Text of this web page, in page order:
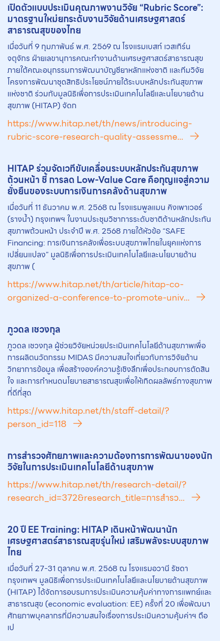
เปิดตัวแบบประเมินคุณภาพงานวิจัย “Rubric Score”:
มาตรฐานใหม่ยกระดับงานวิจัยด้านเศรษฐศาสตร์
สาธารณสุขของไทย
เมื่อวันที่ 9 กุมภาพันธ์ พ.ศ. 2569 ณ โรงแรมเบสท์ เวสเทิร์น
จตุจักร ฝ่ายเลขานุการคณะทำงานด้านเศรษฐศาสตร์สาธารณสุข
ภายใต้คณะอนุกรรมการพัฒนาบัญชียาหลักแห่งชาติ และทีมวิจัย
โครงการพัฒนาชุดสิทธิประโยชน์ภายใต้ระบบหลักประกันสุขภาพ
แห่งชาติ ร่วมกับมูลนิธิเพื่อการประเมินเทคโนโลยีและนโยบายด้าน
สุขภาพ (HITAP) จัดก
https://www.hitap.net/th/news/introducing-
rubric-score-research-quality-assessme...
HITAP ร่วมจัดเวทีขับเคลื่อนระบบหลักประกันสุขภาพ
ถ้วนหน้า ชี้ การลด Low-Value Care คือกุญแจสู่ความ
ยั่งยืนของระบบการเงินการคลังด้านสุขภาพ
เมื่อวันที่ 11 ธันวาคม พ.ศ. 2568 ณ โรงแรมพูลแมน คิงเพาเวอร์
(รางน้ำ) กรุงเทพฯ ในงานประชุมวิชาการระดับชาติด้านหลักประกัน
สุขภาพถ้วนหน้า ประจำปี พ.ศ. 2568 ภายใต้หัวข้อ “SAFE
Financing: การเงินการคลังเพื่อระบบสุขภาพไทยในยุคแห่งการ
เปลี่ยนแปลง” มูลนิธิเพื่อการประเมินเทคโนโลยีและนโยบายด้าน
สุขภาพ (
https://www.hitap.net/th/article/hitap-co-
organized-a-conference-to-promote-univ...
ภูวดล เชวงกุล
ภูวดล เชวงกุล ผู้ช่วยวิจัยหน่วยประเมินเทคโนโลยีด้านสุขภาพเพื่อ
การผลิตนวัตกรรม MIDAS มีความสนใจเกี่ยวกับการวิจัยด้าน
วิทยาการข้อมูล เพื่อสร้างองค์ความรู้เชิงลึกเพื่อประกอบการตัดสิน
ใจ และการกำหนดนโยบายสาธารณสุขเพื่อให้เกิดผลลัพธ์ทางสุขภาพ
ที่ดีที่สุด
https://www.hitap.net/th/staff-detail/?
person_id=118
การสำรวจศักยภาพและความต้องการการพัฒนาของนัก
วิจัยในการประเมินเทคโนโลยีด้านสุขภาพ
https://www.hitap.net/th/research-detail/?
research_id=372&research_title=การสำรว...
20 ปี EE Training: HITAP เดินหน้าพัฒนานัก
เศรษฐศาสตร์สาธารณสุขรุ่นใหม่ เสริมพลังระบบสุขภาพ
ไทย
เมื่อวันที่ 27-31 ตุลาคม พ.ศ. 2568 ณ โรงแรมอวานี รัชดา
กรุงเทพฯ มูลนิธิเพื่อการประเมินเทคโนโลยีและนโยบายด้านสุขภาพ
(HITAP) ได้จัดการอบรมการประเมินความคุ้มค่าทางการแพทย์และ
สาธารณสุข (economic evaluation: EE) ครั้งที่ 20 เพื่อพัฒนา
ศักยภาพบุคลากรที่มีความสนใจเรื่องการประเมินความคุ้มค่าฯ ถือ
เป